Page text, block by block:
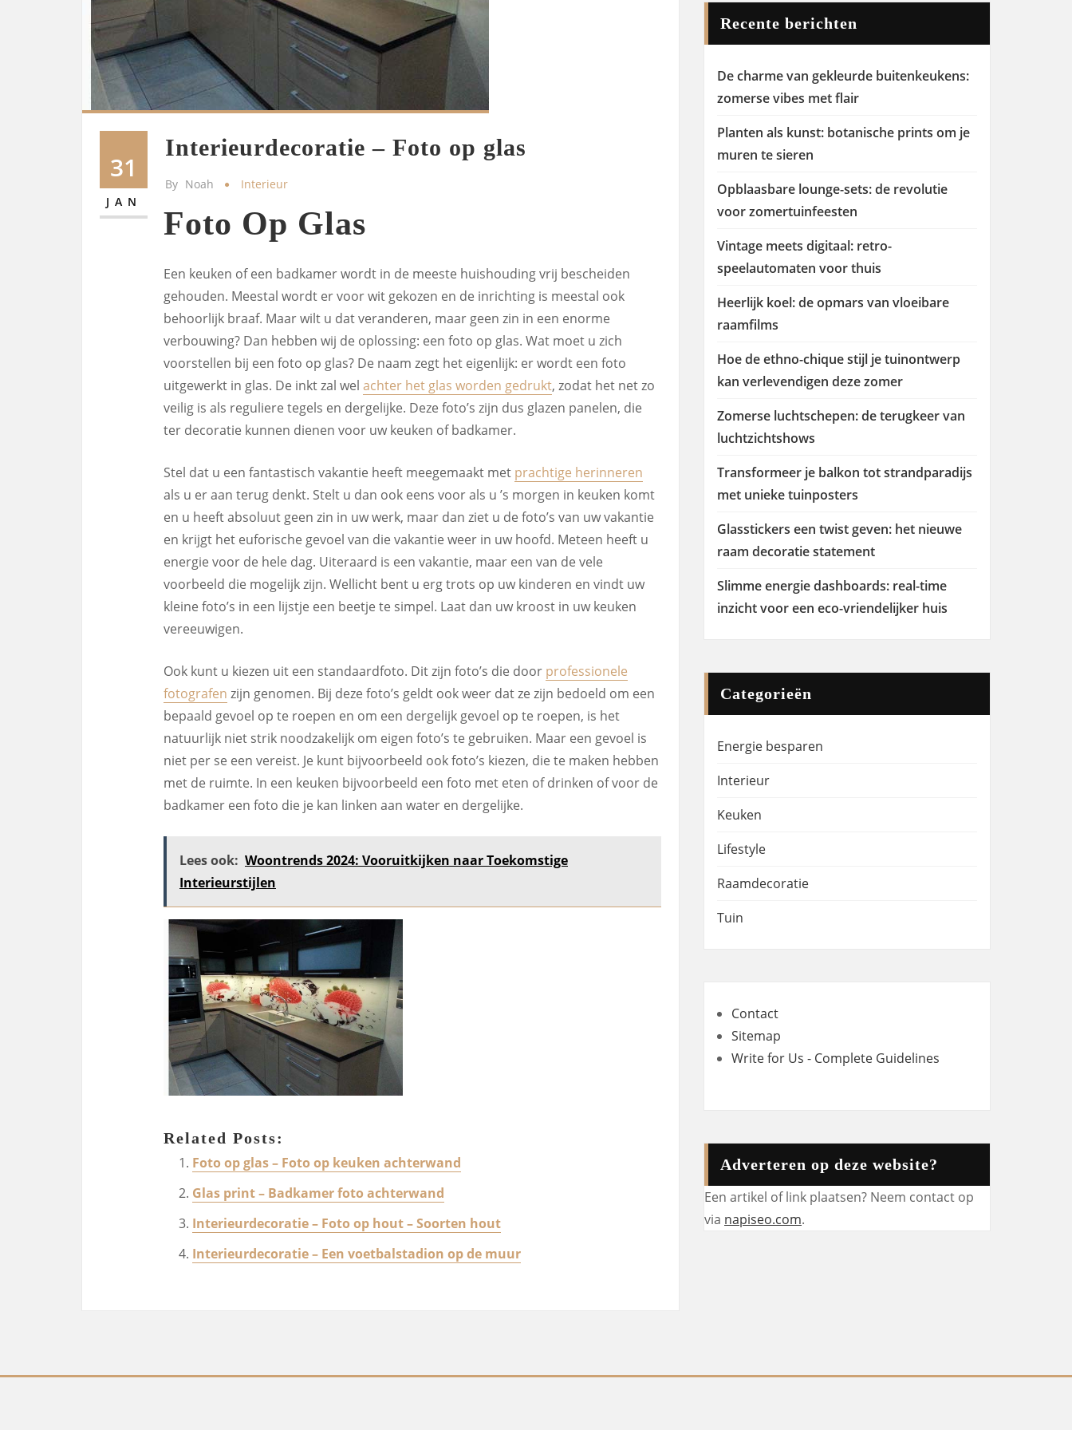
31
JAN
Interieurdecoratie – Foto op glas
By Noah Interieur
Foto Op Glas
Een keuken of een badkamer wordt in de meeste huishouding vrij bescheiden
gehouden. Meestal wordt er voor wit gekozen en de inrichting is meestal ook
behoorlijk braaf. Maar wilt u dat veranderen, maar geen zin in een enorme
verbouwing? Dan hebben wij de oplossing: een foto op glas. Wat moet u zich
voorstellen bij een foto op glas? De naam zegt het eigenlijk: er wordt een foto
uitgewerkt in glas. De inkt zal wel achter het glas worden gedrukt, zodat het net zo
veilig is als reguliere tegels en dergelijke. Deze foto’s zijn dus glazen panelen, die
ter decoratie kunnen dienen voor uw keuken of badkamer.
Stel dat u een fantastisch vakantie heeft meegemaakt met prachtige herinneren
als u er aan terug denkt. Stelt u dan ook eens voor als u ’s morgen in keuken komt
en u heeft absoluut geen zin in uw werk, maar dan ziet u de foto’s van uw vakantie
en krijgt het euforische gevoel van die vakantie weer in uw hoofd. Meteen heeft u
energie voor de hele dag. Uiteraard is een vakantie, maar een van de vele
voorbeeld die mogelijk zijn. Wellicht bent u erg trots op uw kinderen en vindt uw
kleine foto’s in een lijstje een beetje te simpel. Laat dan uw kroost in uw keuken
vereeuwigen.
Ook kunt u kiezen uit een standaardfoto. Dit zijn foto’s die door professionele
fotografen zijn genomen. Bij deze foto’s geldt ook weer dat ze zijn bedoeld om een
bepaald gevoel op te roepen en om een dergelijk gevoel op te roepen, is het
natuurlijk niet strik noodzakelijk om eigen foto’s te gebruiken. Maar een gevoel is
niet per se een vereist. Je kunt bijvoorbeeld ook foto’s kiezen, die te maken hebben
met de ruimte. In een keuken bijvoorbeeld een foto met eten of drinken of voor de
badkamer een foto die je kan linken aan water en dergelijke.
Lees ook: Woontrends 2024: Vooruitkijken naar Toekomstige
Interieurstijlen
Related Posts:
Foto op glas – Foto op keuken achterwand
Glas print – Badkamer foto achterwand
Interieurdecoratie – Foto op hout – Soorten hout
Interieurdecoratie – Een voetbalstadion op de muur
Recente berichten
De charme van gekleurde buitenkeukens:
zomerse vibes met flair
Planten als kunst: botanische prints om je
muren te sieren
Opblaasbare lounge-sets: de revolutie
voor zomertuinfeesten
Vintage meets digitaal: retro-
speelautomaten voor thuis
Heerlijk koel: de opmars van vloeibare
raamfilms
Hoe de ethno-chique stijl je tuinontwerp
kan verlevendigen deze zomer
Zomerse luchtschepen: de terugkeer van
luchtzichtshows
Transformeer je balkon tot strandparadijs
met unieke tuinposters
Glasstickers een twist geven: het nieuwe
raam decoratie statement
Slimme energie dashboards: real-time
inzicht voor een eco-vriendelijker huis
Categorieën
Energie besparen
Interieur
Keuken
Lifestyle
Raamdecoratie
Tuin
Contact
Sitemap
Write for Us - Complete Guidelines
Adverteren op deze website?
Een artikel of link plaatsen? Neem contact op
via napiseo.com.